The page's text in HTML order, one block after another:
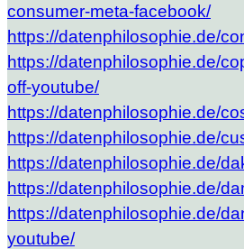
consumer-meta-facebook/
https://datenphilosophie.de/
https://datenphilosophie.de/
off-youtube/
https://datenphilosophie.de/
https://datenphilosophie.de/
https://datenphilosophie.de/
https://datenphilosophie.de/
https://datenphilosophie.de/
youtube/